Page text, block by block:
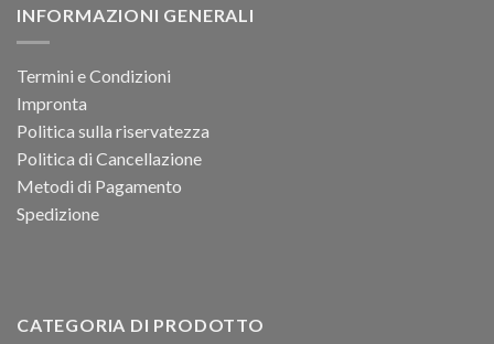
INFORMAZIONI GENERALI
Termini e Condizioni
Impronta
Politica sulla riservatezza
Politica di Cancellazione
Metodi di Pagamento
Spedizione
CATEGORIA DI PRODOTTO